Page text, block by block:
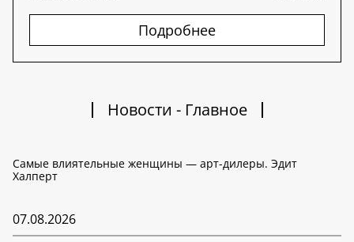
Подробнее
Новости - Главное
Самые влиятельные женщины — арт-дилеры. Эдит
Халперт
07.08.2026